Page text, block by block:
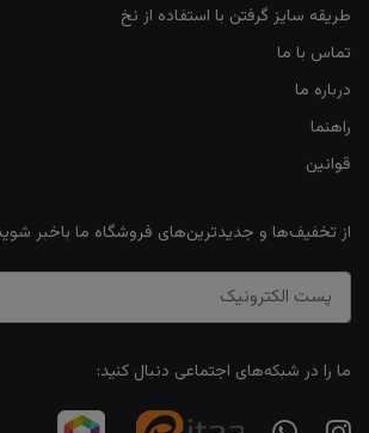
طریقه سایز گرفتن با استفاده از نخ
تماس با ما
درباره ما
راهنما
قوانین
از تخفیف‌ها و جدیدترین‌های فروشگاه ما باخبر
ما را در شبکه‌های اجتماعی دنبال کنید: